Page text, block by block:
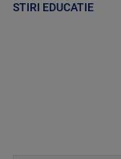
STIRI EDUCATIE